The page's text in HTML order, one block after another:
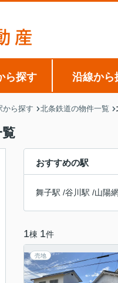
ら探す 沿線から
から探す 北条鉄道の物件一覧
おすすめの駅
舞子駅 /谷川駅 /山陽
1棟 1件
売地